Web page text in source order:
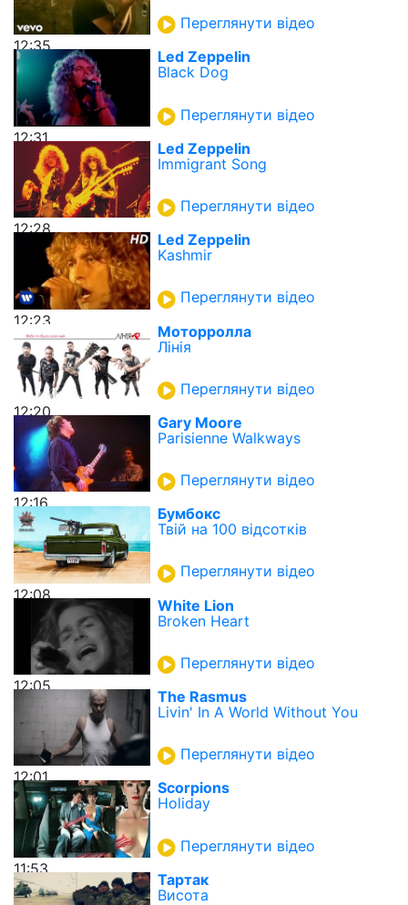
12:35
Переглянути відео
12:31
Led Zeppelin
Black Dog
Переглянути відео
12:28
Led Zeppelin
Immigrant Song
Переглянути відео
12:23
Led Zeppelin
Kashmir
Переглянути відео
12:20
Моторролла
Лінія
Переглянути відео
12:16
Gary Moore
Parisienne Walkways
Переглянути відео
12:08
Бумбокс
Твій на 100 відсотків
Переглянути відео
12:05
White Lion
Broken Heart
Переглянути відео
12:01
The Rasmus
Livin' In A World Without You
Переглянути відео
11:53
Scorpions
Holiday
Переглянути відео
Тартак
Висота